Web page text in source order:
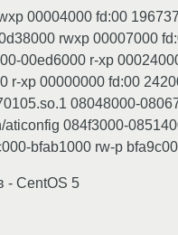
00004000 fd:00
rwxp 00007000
00ed6000 r-xp
r-xp 00000000 fd:00
08048000-
084f3000-
bfab1000 rw-p
- CentOS 5